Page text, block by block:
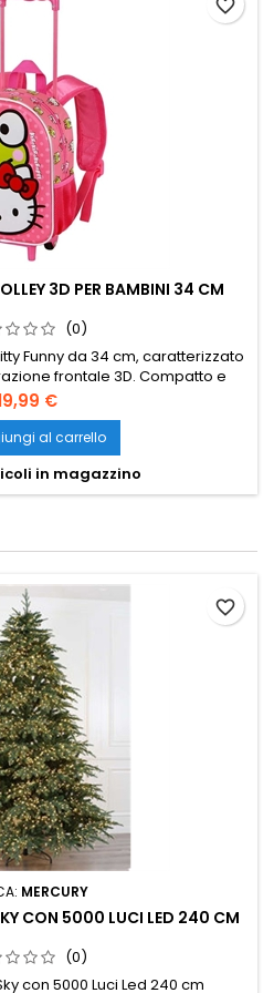
3D PER BAMBINI 34 CM
(0)
Funny da 34 cm, caratterizzato
frontale 3D. Compatto e
viaggi, gite e giornate fuori casa.
€
al carrello
in magazzino
favorite_border
MERCURY
CON 5000 LUCI LED 240 CM
(0)
con 5000 Luci Led 240 cm
favorite_border